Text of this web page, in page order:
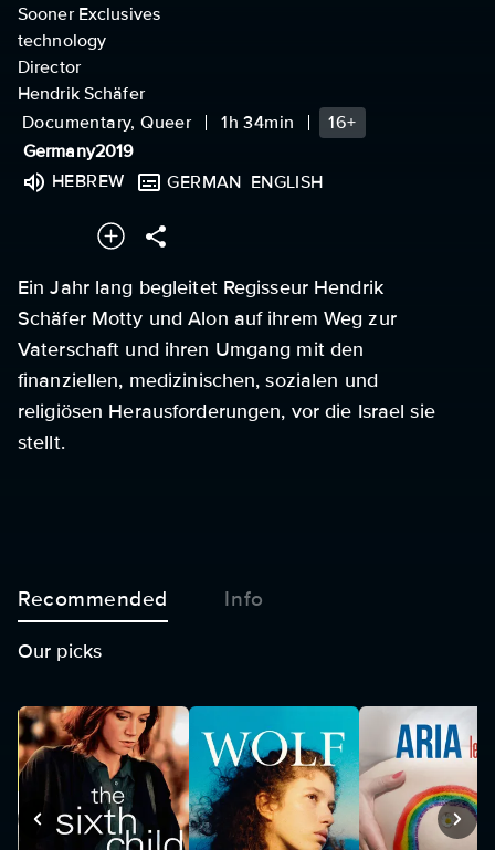
Sooner Exclusives
technology
Director
Hendrik Schäfer
Documentary, Queer
1h 34min
16+
Germany2019
HEBREW
GERMAN ENGLISH
Ein Jahr lang begleitet Regisseur Hendrik
Schäfer Motty und Alon auf ihrem Weg zur
Vaterschaft und ihren Umgang mit den
finanziellen, medizinischen, sozialen und
religiösen Herausforderungen, vor die Israel sie
stellt.
Recommended Info
Our picks